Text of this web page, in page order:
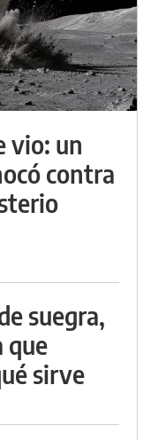
vio: un
contra
suegra,
que
sirve